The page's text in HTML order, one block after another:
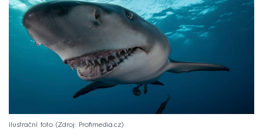
Ilustrační foto Zdroj: Profimedia.cz